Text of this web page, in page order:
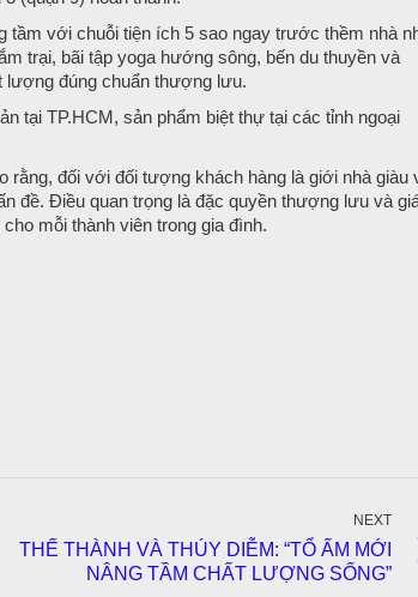
tầm với chuỗi tiện ích 5 sao ngay trước thềm nhà
trại, bãi tập yoga hướng sông, bến du thuyền và
lượng đúng chuẩn thượng lưu.
tại TP.HCM, sản phẩm biệt thự tại các tỉnh ngoại
rằng, đối với đối tượng khách hàng là giới nhà giàu
đề. Điều quan trọng là đặc quyền thượng lưu và
mỗi thành viên trong gia đình.
NEXT
THẾ THÀNH VÀ THÚY DIỄM: “TỔ ẤM MỚI
NÂNG TẦM CHẤT LƯỢNG SỐNG”